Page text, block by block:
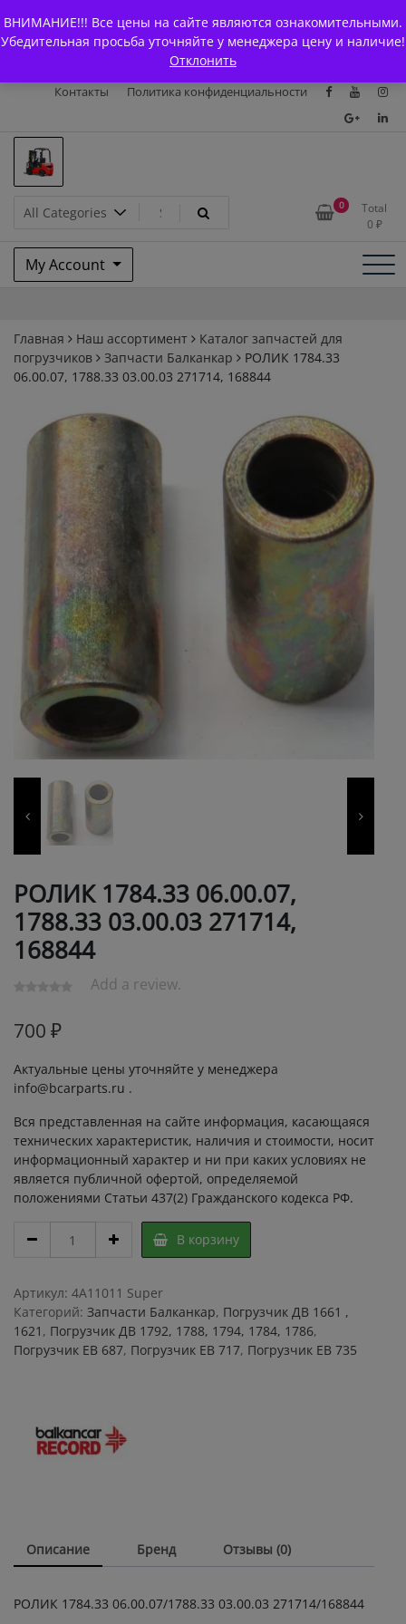
ВНИМАНИЕ!!! Все цены на сайте являются ознакомительными.
Убедительная просьба уточняйте у менеджера цену и наличие!
Отклонить
to
content
Главная
Магазин О Компании
Каталоги
Доставка и оплата
Контакты
Политика конфиденциальности
Запчасти для вилочых
погрузчиков и
электротележек Balkancar
0
Total
0 ₽
My Account
Главная Наш ассортимент
Каталог запчастей для
погрузчиков
Запчасти Балканкар
РОЛИК 1784.33
06.00.07, 1788.33 03.00.03 271714, 168844
РОЛИК 1784.33 06.00.07,
1788.33 03.00.03 271714,
168844
Add a review.
700 ₽
Актуальные цены уточняйте у менеджера
info@bcarparts.ru .
Вся представленная на сайте информация, касающаяся
технических характеристик, наличия и стоимости, носит
информационный характер и ни при каких условиях не
является публичной офертой, определяемой
положениями Статьи 437(2) Гражданского кодекса РФ.
1784.33
1788.33
03.00.03
271714,
168844
В корзину
Артикул: 4A11011 Super
Категорий: Запчасти Балканкар, Погрузчик ДВ 1661 ,
1621 , Погрузчик ДВ 1792, 1788, 1794, 1784, 1786,
Погрузчик ЕВ 687, Погрузчик ЕВ 717, Погрузчик ЕВ 735
Описание Бренд Отзывы (0)
РОЛИК 1784.33 06.00.07/1788.33 03.00.03 271714/168844